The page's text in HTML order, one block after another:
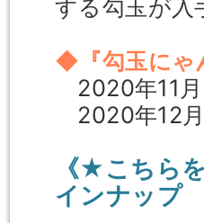
する勾玉が入
◆『勾玉にゃ
2020年11月
2020年12
《★こちら
インナップ